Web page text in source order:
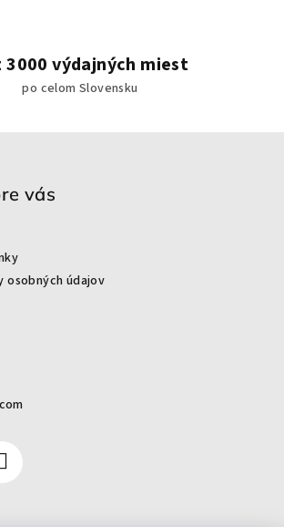
y
v
ý
3000 výdajných miest
po celom Slovensku
vás
osobných údajov